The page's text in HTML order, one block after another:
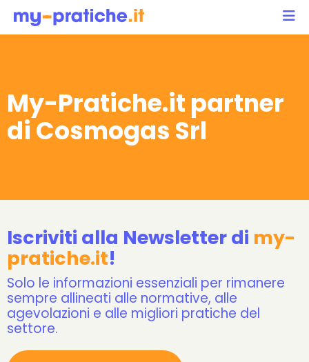
My-Pratiche.it partner
di Cosmogas Srl
Iscriviti alla Newsletter di my-
pratiche.it!
Solo le informazioni essenziali per rimanere
sempre allineati alle normative, alle
agevolazioni e alle migliori pratiche del
settore.